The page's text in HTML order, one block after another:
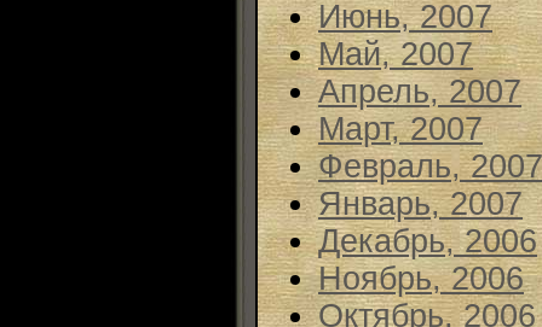
Июнь, 2007
Май, 2007
Апрель, 2007
Март, 2007
Февраль, 2007
Январь, 2007
Декабрь, 2006
Ноябрь, 2006
Октябрь, 2006